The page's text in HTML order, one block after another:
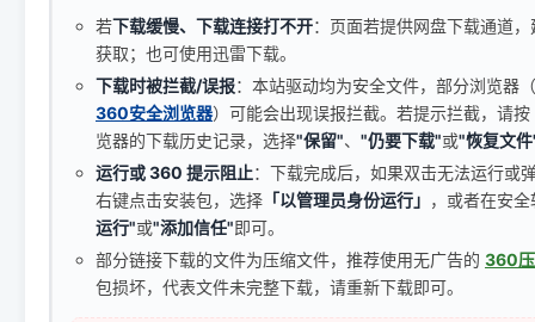
若下载缓慢、下载连接打不开：页面若提供网盘下载通道
获取；也可使用迅雷下载。
下载时被拦截/误报：本站驱动均为安全文件，部分浏览器
360安全浏览器）可能会出现误报拦截。若提示拦截，请按
览器的下载历史记录，选择"保留"、 "仍要下载"或"恢复文
运行或 360 提示阻止：下载完成后，如果双击无法运行或
右键点击安装包，选择 「以管理员身份运行」 ，或者在安
运行"或"添加信任"即可。
部分链接下载的文件为压缩文件，推荐使用无广告的 360
包损坏，代表文件未完整下载，请重新下载即可。